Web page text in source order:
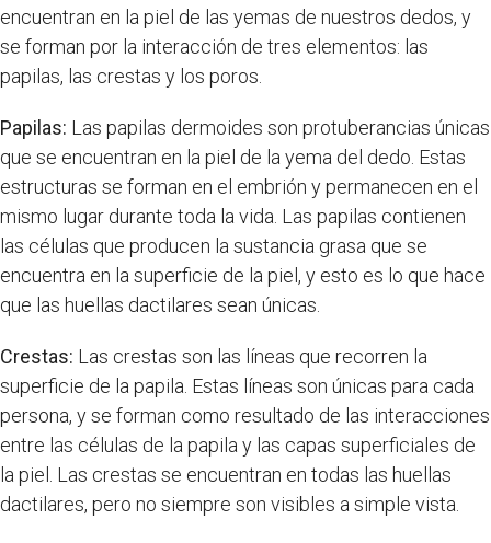
encuentran en la piel de las yemas de nuestros dedos, y
se forman por la interacción de tres elementos: las
papilas, las crestas y los poros.
Papilas: Las papilas dermoides son protuberancias únicas
que se encuentran en la piel de la yema del dedo. Estas
estructuras se forman en el embrión y permanecen en el
mismo lugar durante toda la vida. Las papilas contienen
las células que producen la sustancia grasa que se
encuentra en la superficie de la piel, y esto es lo que hace
que las huellas dactilares sean únicas.
Crestas: Las crestas son las líneas que recorren la
superficie de la papila. Estas líneas son únicas para cada
persona, y se forman como resultado de las interacciones
entre las células de la papila y las capas superficiales de
la piel. Las crestas se encuentran en todas las huellas
dactilares, pero no siempre son visibles a simple vista.